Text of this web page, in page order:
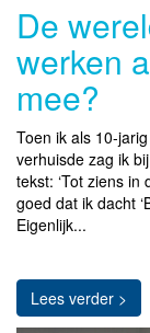
De
werken
mee?
Toen ik als 10-
verhuisde zag ik
tekst: ‘Tot ziens in
goed dat ik dacht
Eigenlijk...
Lees verder >